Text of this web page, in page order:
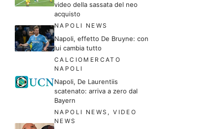
video della sassata del neo
acquisto
NAPOLI NEWS
Napoli, effetto De Bruyne: con
lui cambia tutto
CALCIOMERCATO
NAPOLI
Napoli, De Laurentiis
scatenato: arriva a zero dal
Bayern
NAPOLI NEWS ,VIDEO
NEWS